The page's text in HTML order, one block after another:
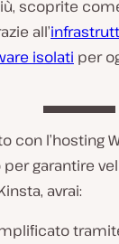
scoprite
all’
isolati per
con l’hosting
per garantire
avrai: